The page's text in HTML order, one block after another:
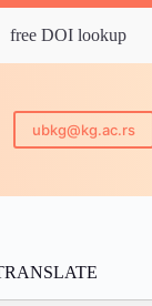
free DOI lookup
ubkg@kg.ac.rs